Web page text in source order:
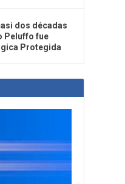
dos décadas
Peluffo fue
Protegida